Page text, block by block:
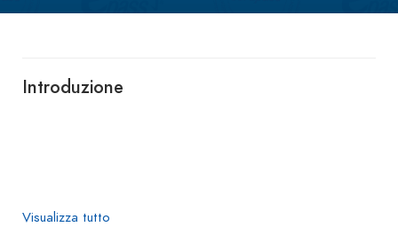
Introduzione
Visualizza tutto